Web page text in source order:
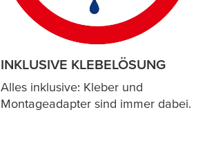
INKLUSIVE KLEBELÖSUNG
Alles inklusive: Kleber und
Montageadapter sind immer dabei.